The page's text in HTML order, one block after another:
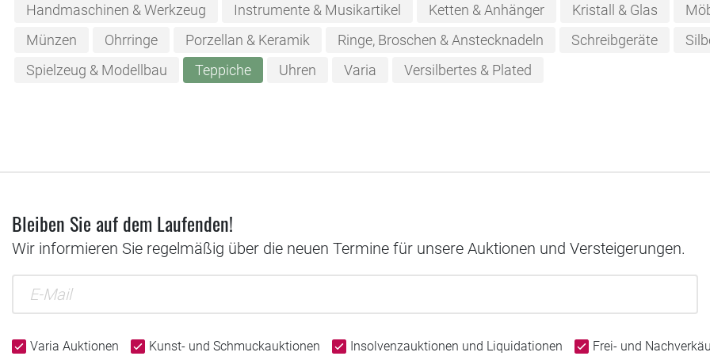
Handmaschinen & Werkzeug
Instrumente & Musikartikel Ketten & Anhänger Kristall & Glas
Münzen
Ohrringe Porzellan & Keramik Ringe, Broschen & Anstecknadeln Schreibgeräte
Spielzeug & Modellbau
Teppiche Uhren Varia Versilbertes & Plated
Bleiben Sie auf dem Laufenden!
Wir informieren Sie regelmäßig über die neuen Termine für unsere Auktionen und Versteigerungen.
Varia Auktionen Kunst- und Schmuckauktionen Insolvenzauktionen und Liquidationen Frei- und